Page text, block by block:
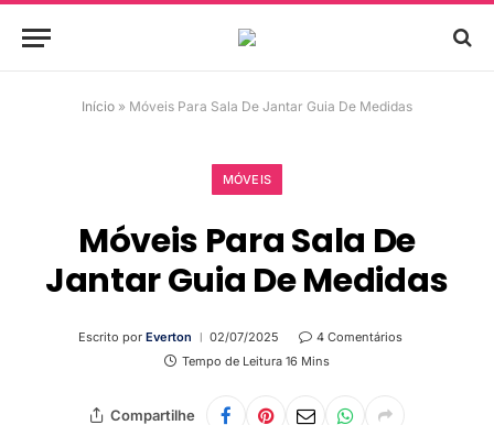
Início » Móveis Para Sala De Jantar Guia De Medidas
MÓVEIS
Móveis Para Sala De
Jantar Guia De Medidas
Escrito por Everton 02/07/2025
4 Comentários
Tempo de Leitura 16 Mins
Compartilhe